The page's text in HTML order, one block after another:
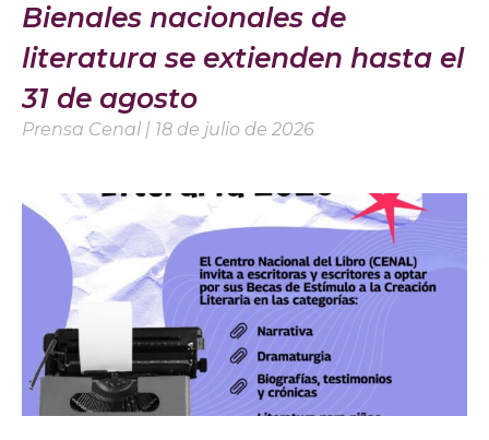
Bienales nacionales de
literatura se extienden hasta el
31 de agosto
Prensa Cenal 18 de julio de 2026